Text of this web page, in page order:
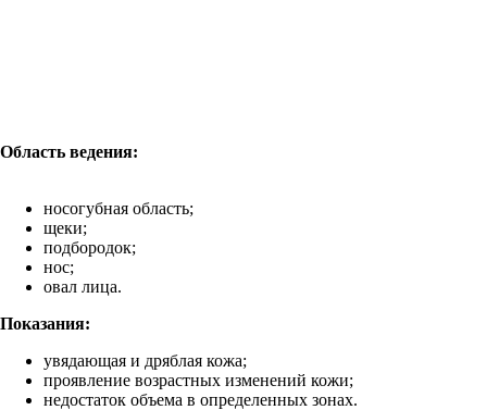
Область ведения:
носогубная область;
щеки;
подбородок;
нос;
овал лица.
Показания:
увядающая и дряблая кожа;
проявление возрастных изменений кожи;
недостаток объема в определенных зонах.